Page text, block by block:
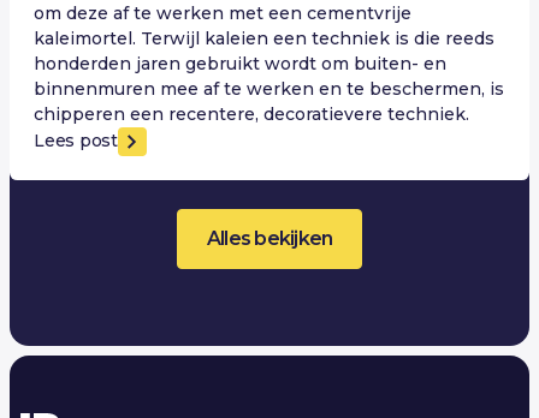
om deze af te werken met een cementvrije
kaleimortel. Terwijl kaleien een techniek is die reeds
honderden jaren gebruikt wordt om buiten- en
binnenmuren mee af te werken en te beschermen, is
chipperen een recentere, decoratievere techniek.
Lees post
Alles bekijken